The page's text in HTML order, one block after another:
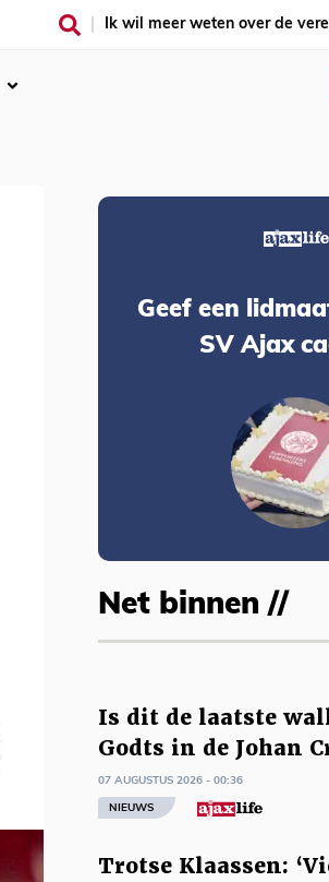
Ik wil meer weten over de
Geef een
SV Ajax
Net binnen //
Is dit de laatste
Godts in de Johan
07 AUGUSTUS 2026 - 00:36
NIEUWS
Trotse Klaassen: